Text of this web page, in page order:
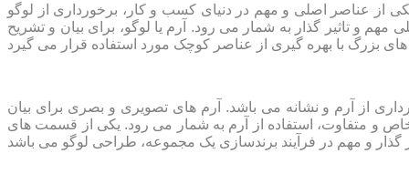
از عناصر اصلی و مهم در دنیای کسب و کار، برخورداری از لوگو
و تاثیر گذار به شمار می رود. آرم یا لوگو، برای بیان و تشریح
از آرم و نشانه می باشد. آرم های تصویری و بصری برای بیان
و متفاوت، استفاده از آرم به شمار می رود. یکی از قسمت های